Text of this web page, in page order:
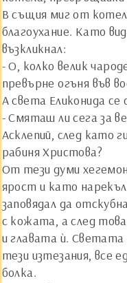
В същия миг от
благоухание. Като
възкликнал:
- О, колко велик
превърне огъня във
А света Еликонида се
- Смяташ ли сега за
Асклепий, след като
рабиня Христова?
От тези думи
ярост и като
заповядал да
с кожата, а след
и главата ѝ. Светата
тези изтезания, все
болка.